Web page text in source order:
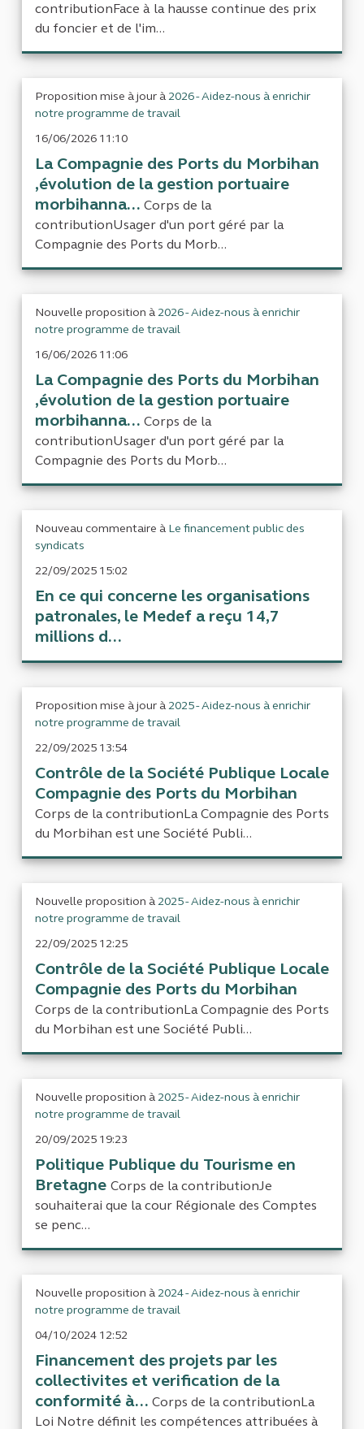
contributionFace à la hausse continue des prix
du foncier et de l'im...
Proposition mise à jour à2026 - Aidez-nous à enrichir
notre programme de travail
16/06/2026 11:10
La Compagnie des Ports du Morbihan
,évolution de la gestion portuaire
morbihanna... Corps de la
contributionUsager d'un port géré par la
Compagnie des Ports du Morb...
Nouvelle proposition à2026 - Aidez-nous à enrichir
notre programme de travail
16/06/2026 11:06
La Compagnie des Ports du Morbihan
,évolution de la gestion portuaire
morbihanna... Corps de la
contributionUsager d'un port géré par la
Compagnie des Ports du Morb...
Nouveau commentaire à Le financement public des
syndicats
22/09/2025 15:02
En ce qui concerne les organisations
patronales, le Medef a reçu 14,7
millions d...
Proposition mise à jour à2025 - Aidez-nous à enrichir
notre programme de travail
22/09/2025 13:54
Contrôle de la Société Publique Locale
Compagnie des Ports du Morbihan
Corps de la contributionLa Compagnie des Ports
du Morbihan est une Société Publi...
Nouvelle proposition à2025 - Aidez-nous à enrichir
notre programme de travail
22/09/2025 12:25
Contrôle de la Société Publique Locale
Compagnie des Ports du Morbihan
Corps de la contributionLa Compagnie des Ports
du Morbihan est une Société Publi...
Nouvelle proposition à2025 - Aidez-nous à enrichir
notre programme de travail
20/09/2025 19:23
Politique Publique du Tourisme en
Bretagne Corps de la contributionJe
souhaiterai que la cour Régionale des Comptes
se penc...
Nouvelle proposition à2024 - Aidez-nous à enrichir
notre programme de travail
04/10/2024 12:52
Financement des projets par les
collectivites et verification de la
conformité à... Corps de la contributionLa
Loi Notre définit les compétences attribuées à